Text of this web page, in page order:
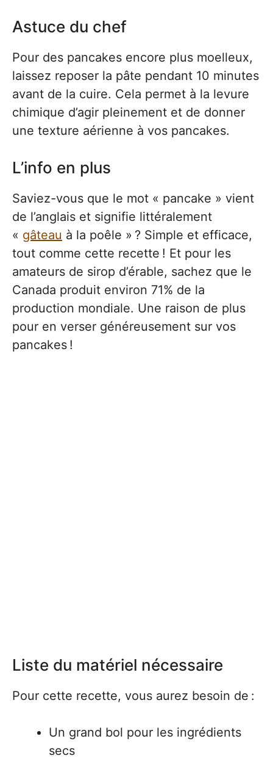
Astuce du chef
Pour des pancakes encore plus moelleux,
laissez reposer la pâte pendant 10 minutes
avant de la cuire. Cela permet à la levure
chimique d’agir pleinement et de donner
une texture aérienne à vos pancakes.
L’info en plus
Saviez-vous que le mot « pancake » vient
de l’anglais et signifie littéralement
« gâteau à la poêle » ? Simple et efficace,
tout comme cette recette ! Et pour les
amateurs de sirop d’érable, sachez que le
Canada produit environ 71% de la
production mondiale. Une raison de plus
pour en verser généreusement sur vos
pancakes !
Liste du matériel nécessaire
Pour cette recette, vous aurez besoin de :
Un grand bol pour les ingrédients
secs